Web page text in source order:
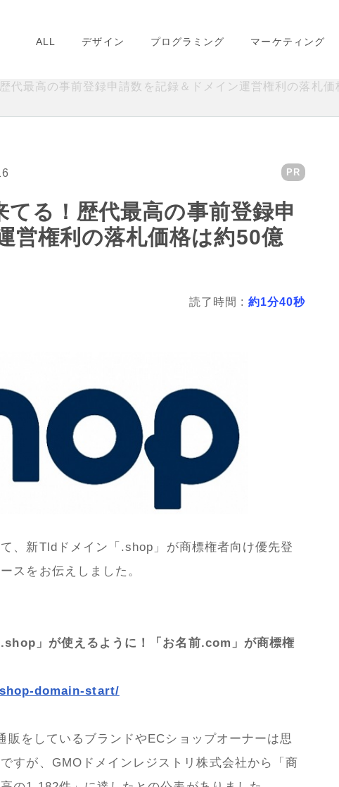
ALL デザイン プログラミング マーケティング
代最高の事前登録申請数を記録＆ドメイン運営権利の落札価
PR
てる！歴代最高の事前登録申
営権利の落札価格は約50億
読了時間 : 約1分40秒
、新Tldドメイン「.shop」が商標権者向け優先登
スをお伝えしました。
」が使えるように！「お名前.com」が商標権
domain-start/
をしているブランドやECショップオーナーは思
すが、GMOドメインレジストリ株式会社から「商